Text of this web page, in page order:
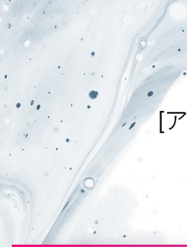
[ア